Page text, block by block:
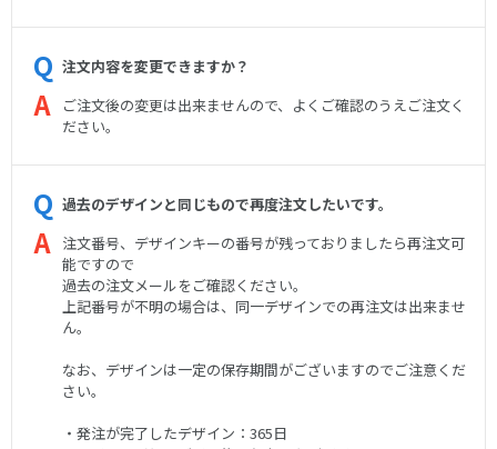
注文内容を変更できますか？
ご注文後の変更は出来ませんので、よくご確認のうえご注文く
ださい。
過去のデザインと同じもので再度注文したいです。
注文番号、デザインキーの番号が残っておりましたら再注文可
能ですので
過去の注文メールをご確認ください。
上記番号が不明の場合は、同一デザインでの再注文は出来ませ
ん。
なお、デザインは一定の保存期間がございますのでご注意くだ
さい。
・発注が完了したデザイン：365日